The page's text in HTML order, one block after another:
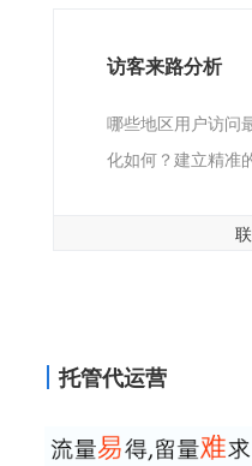
访客来路分析
哪些地区用户访问
化如何？建立精准
托管代运营